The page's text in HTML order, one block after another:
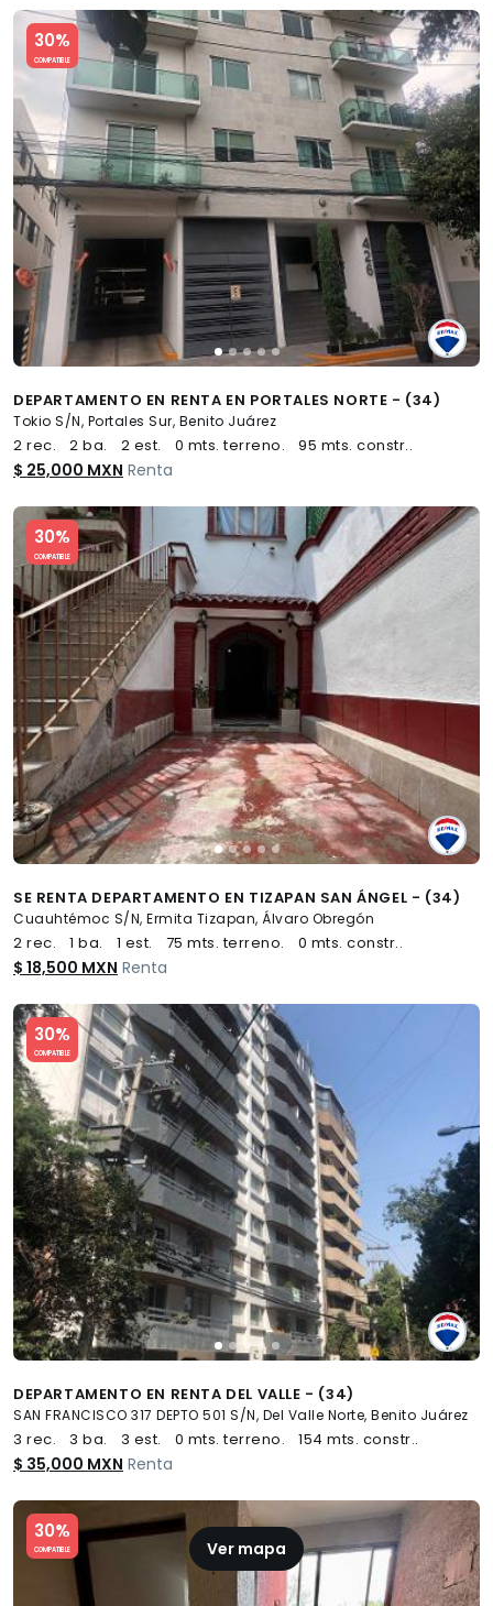
30%
COMPATIBLE
Slide 1 of 5
DEPARTAMENTO EN RENTA EN PORTALES NORTE - (34)
Tokio S/N, Portales Sur, Benito Juárez
2 rec. 2 ba. 2 est. 0 mts. terreno. 95 mts. constr..
$ 25,000 MXN Renta
30%
COMPATIBLE
Slide 1 of 5
SE RENTA DEPARTAMENTO EN TIZAPAN SAN ÁNGEL - (34)
Cuauhtémoc S/N, Ermita Tizapan, Álvaro Obregón
2 rec. 1 ba. 1 est. 75 mts. terreno. 0 mts. constr..
$ 18,500 MXN Renta
30%
COMPATIBLE
Slide 1 of 5
DEPARTAMENTO EN RENTA DEL VALLE - (34)
SAN FRANCISCO 317 DEPTO 501 S/N, Del Valle Norte, Benito Juárez
3 rec. 3 ba. 3 est. 0 mts. terreno. 154 mts. constr..
$ 35,000 MXN Renta
30%
COMPATIBLE
Slide 1 of 5
Ver mapa